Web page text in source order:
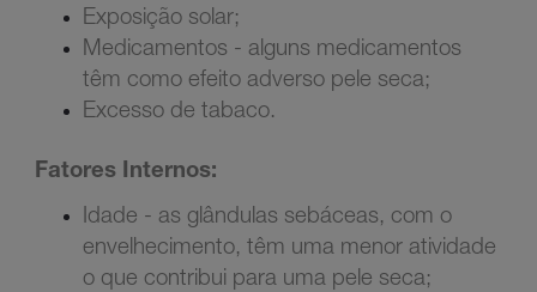
Exposição solar;
Medicamentos - alguns medicamentos
têm como efeito adverso pele seca;
Excesso de tabaco.
Fatores Internos:
Idade - as glândulas sebáceas, com o
envelhecimento, têm uma menor atividade
o que contribui para uma pele seca;